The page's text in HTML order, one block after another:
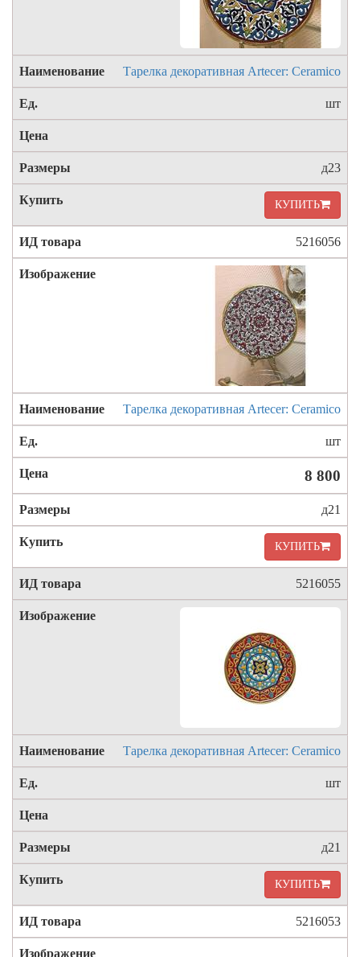
Тарелка декоративная Artecer: Ceramico
шт
д23
КУПИТЬ
5216056
Тарелка декоративная Artecer: Ceramico
шт
8 800
д21
КУПИТЬ
5216055
Тарелка декоративная Artecer: Ceramico
шт
д21
КУПИТЬ
5216053